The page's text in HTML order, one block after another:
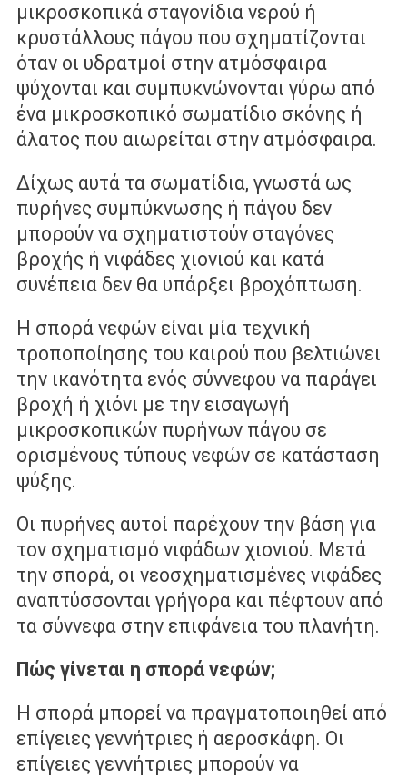
μικροσκοπικά σταγονίδια νερού ή
κρυστάλλους πάγου που σχηματίζονται
όταν οι υδρατμοί στην ατμόσφαιρα
ψύχονται και συμπυκνώνονται γύρω από
ένα μικροσκοπικό σωματίδιο σκόνης ή
άλατος που αιωρείται στην ατμόσφαιρα.
Δίχως αυτά τα σωματίδια, γνωστά ως
πυρήνες συμπύκνωσης ή πάγου δεν
μπορούν να σχηματιστούν σταγόνες
βροχής ή νιφάδες χιονιού και κατά
συνέπεια δεν θα υπάρξει βροχόπτωση.
Η σπορά νεφών είναι μία τεχνική
τροποποίησης του καιρού που βελτιώνει
την ικανότητα ενός σύννεφου να παράγει
βροχή ή χιόνι με την εισαγωγή
μικροσκοπικών πυρήνων πάγου σε
ορισμένους τύπους νεφών σε κατάσταση
ψύξης.
Οι πυρήνες αυτοί παρέχουν την βάση για
τον σχηματισμό νιφάδων χιονιού. Μετά
την σπορά, οι νεοσχηματισμένες νιφάδες
αναπτύσσονται γρήγορα και πέφτουν από
τα σύννεφα στην επιφάνεια του πλανήτη.
Πώς γίνεται η σπορά νεφών;
Η σπορά μπορεί να πραγματοποιηθεί από
επίγειες γεννήτριες ή αεροσκάφη. Οι
επίγειες γεννήτριες μπορούν να